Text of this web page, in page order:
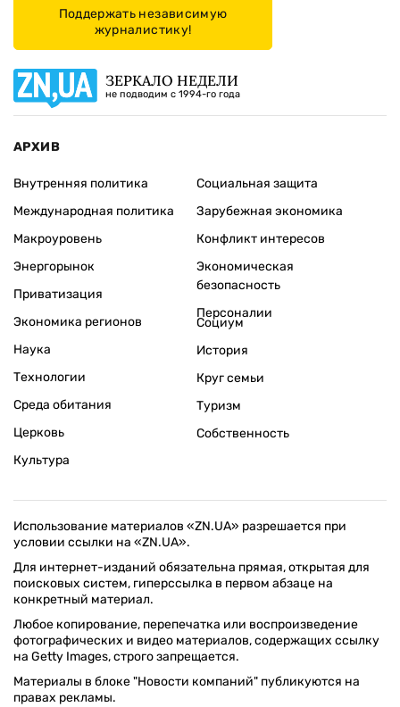
Поддержать независимую
журналистику!
ЗЕРКАЛО НЕДЕЛИ
не подводим с 1994-го года
АРХИВ
Внутренняя политика
Международная политика
Макроуровень
Энергорынок
Приватизация
Экономика регионов
Социальная защита
Зарубежная экономика
Конфликт интересов
Экономическая
безопасность
Персоналии
Наука
Технологии
Среда обитания
Церковь
Культура
Социум
История
Круг семьи
Туризм
Собственность
Использование материалов «ZN.UA» разрешается при
условии ссылки на «ZN.UA».
Для интернет-изданий обязательна прямая, открытая для
поисковых систем, гиперссылка в первом абзаце на
конкретный материал.
Любое копирование, перепечатка или воспроизведение
фотографических и видео материалов, содержащих ссылку
на Getty Images, строго запрещается.
Материалы в блоке "Новости компаний" публикуются на
правах рекламы.